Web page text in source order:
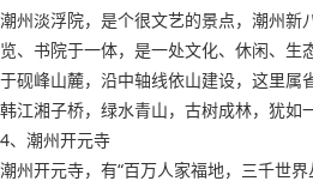
潮州淡浮院，是个很文艺的景点，潮州新
览、书院于一体，是一处文化、休闲、生
于砚峰山麓，沿中轴线依山建设，这里属
韩江湘子桥，绿水青山，古树成林，犹如
4、潮州开元寺
潮州开元寺，有“百万人家福地，三千世